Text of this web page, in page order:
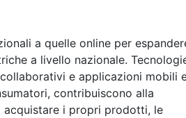
a quelle online per
a livello nazionale.
e applicazioni mobili
contribuiscono alla
acquistare i propri prodotti, le